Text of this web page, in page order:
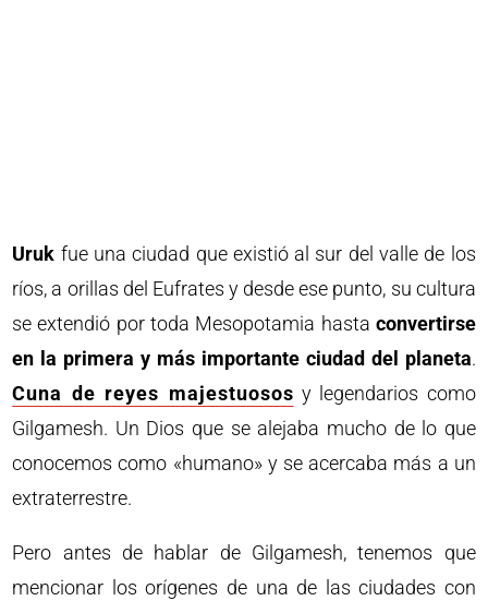
Uruk fue una ciudad que existió al sur del valle de los
ríos, a orillas del Eufrates y desde ese punto, su cultura
se extendió por toda Mesopotamia hasta convertirse
en la primera y más importante ciudad del planeta.
Cuna de reyes majestuosos y legendarios como
Gilgamesh. Un Dios que se alejaba mucho de lo que
conocemos como «humano» y se acercaba más a un
extraterrestre.
Pero antes de hablar de Gilgamesh, tenemos que
mencionar los orígenes de una de las ciudades con